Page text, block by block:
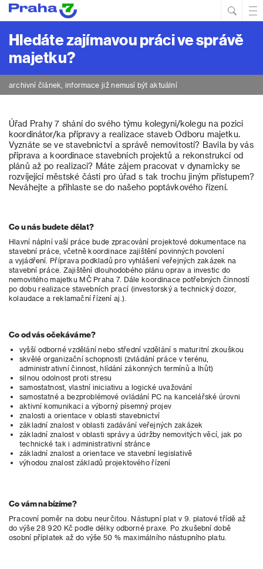
Hledáte zajímavou práci ve správě
majetku?
archivní článek, informace již nemusí být aktuální
Úřad Prahy 7 shání do svého týmu kolegyni/kolegu na pozici
koordinátor/ka přípravy a realizace staveb Odboru majetku.
Vyznáte se ve stavebnictví a správě nemovitostí? Bavila by vás
příprava a koordinace stavebních projektů a rekonstrukcí od
plánů až po realizaci? Máte zájem pracovat v dynamicky se
rozvíjející městské části pro úřad s tak trochu jiným přístupem?
Neváhejte a přihlaste se do našeho poptávkového řízení.
Co u nás budete dělat?
Hlavní náplní vaší práce bude zpracování projektové dokumentace na
stavební práce, včetně koordinace zajištění povinných povolení
a vyjádření. Příprava podkladů pro vyhlášení veřejných zakázek na
stavební práce. Zajištění dlouhodobého plánu oprav a investic do
nemovitého majetku MČ Praha 7. Dále koordinace potřebných činností
po dobu realizace stavebních prací (investorský a technický dozor,
kolaudace a reklamační řízení aj.).
Co od vás očekáváme?
vyšší odborné vzdělání nebo střední vzdělání s maturitní zkouškou
skvělé organizační schopnosti (zvládání práce v terénu,
administrativní činnost, hlídání zákonných termínů a lhůt)
silnou odolnost proti stresu
samostatnost, vlastní iniciativu a logické uvažování
samostatné a bezproblémové ovládání PC na kancelářské úrovni
aktivní komunikaci a výborný písemný projev
znalosti a orientace v oblasti stavebnictví
základní znalost v oblasti zadávání veřejných zakázek
základní znalost v oblasti správy a údržby nemovitých věcí, jak po
technické tak i administrativní stránce
základní znalost a orientace ve stavební legislativě
výhodou znalost základů projektového řízení
Co vám nabízíme?
Pracovní poměr na dobu neurčitou. Nástupní plat v 9. platové třídě až
do výše 28 920 Kč podle délky odborné praxe. Po zkušební době
osobní příplatek až do výše 50 % maximálního nástupního platu.